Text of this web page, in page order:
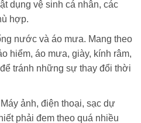
dụng vệ sinh cá nhân, các
hợp.
nước và áo mưa. Mang theo
hiểm, áo mưa, giày, kính râm,
tránh những sự thay đổi thời
ảnh, điện thoại, sạc dự
phải đem theo quá nhiều